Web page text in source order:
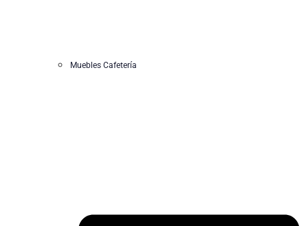
Muebles Cafetería